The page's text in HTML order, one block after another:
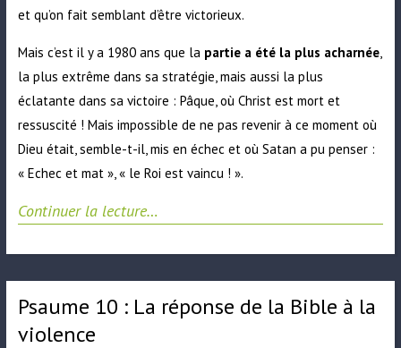
et qu’on fait semblant d’être victorieux.
Mais c’est il y a 1980 ans que la partie a été la plus acharnée,
la plus extrême dans sa stratégie, mais aussi la plus
éclatante dans sa victoire : Pâque, où Christ est mort et
ressuscité ! Mais impossible de ne pas revenir à ce moment où
Dieu était, semble-t-il, mis en échec et où Satan a pu penser :
« Echec et mat », « le Roi est vaincu ! ».
Continuer la lecture…
Psaume 10 : La réponse de la Bible à la
violence